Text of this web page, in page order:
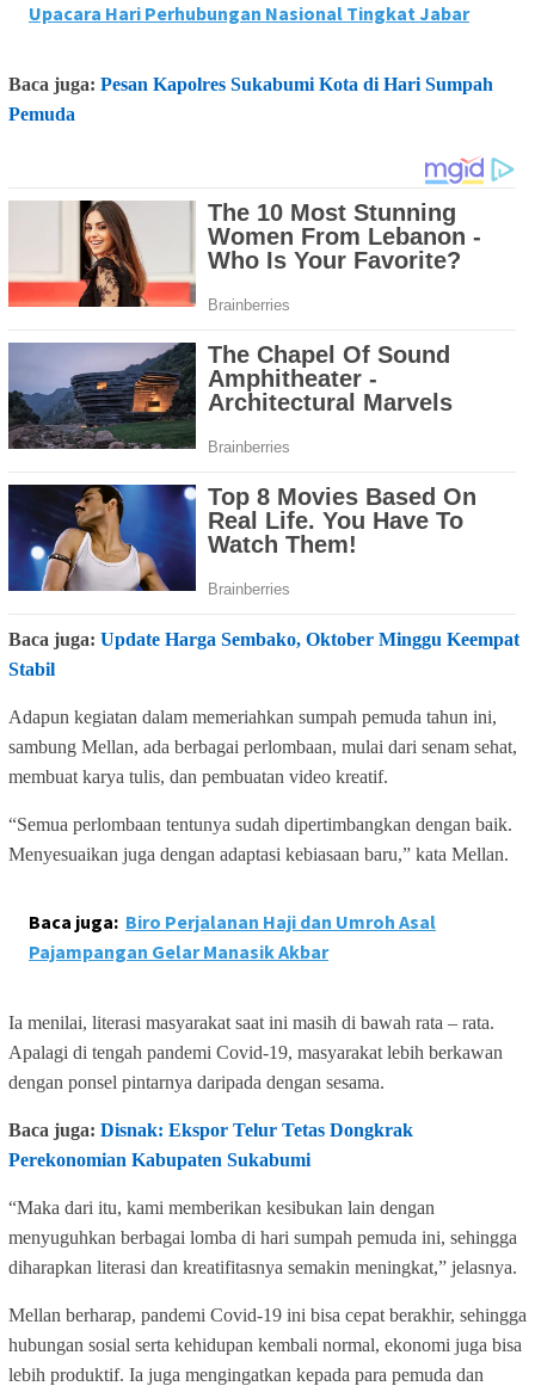
Upacara Hari Perhubungan Nasional Tingkat Jabar
Baca juga: Pesan Kapolres Sukabumi Kota di Hari Sumpah
Pemuda
Baca juga: Update Harga Sembako, Oktober Minggu Keempat
Stabil
Adapun kegiatan dalam memeriahkan sumpah pemuda tahun ini,
sambung Mellan, ada berbagai perlombaan, mulai dari senam sehat,
membuat karya tulis, dan pembuatan video kreatif.
“Semua perlombaan tentunya sudah dipertimbangkan dengan baik.
Menyesuaikan juga dengan adaptasi kebiasaan baru,” kata Mellan.
Baca juga: Biro Perjalanan Haji dan Umroh Asal
Pajampangan Gelar Manasik Akbar
Ia menilai, literasi masyarakat saat ini masih di bawah rata – rata.
Apalagi di tengah pandemi Covid-19, masyarakat lebih berkawan
dengan ponsel pintarnya daripada dengan sesama.
Baca juga: Disnak: Ekspor Telur Tetas Dongkrak
Perekonomian Kabupaten Sukabumi
“Maka dari itu, kami memberikan kesibukan lain dengan
menyuguhkan berbagai lomba di hari sumpah pemuda ini, sehingga
diharapkan literasi dan kreatifitasnya semakin meningkat,” jelasnya.
Mellan berharap, pandemi Covid-19 ini bisa cepat berakhir, sehingga
hubungan sosial serta kehidupan kembali normal, ekonomi juga bisa
lebih produktif. Ia juga mengingatkan kepada para pemuda dan